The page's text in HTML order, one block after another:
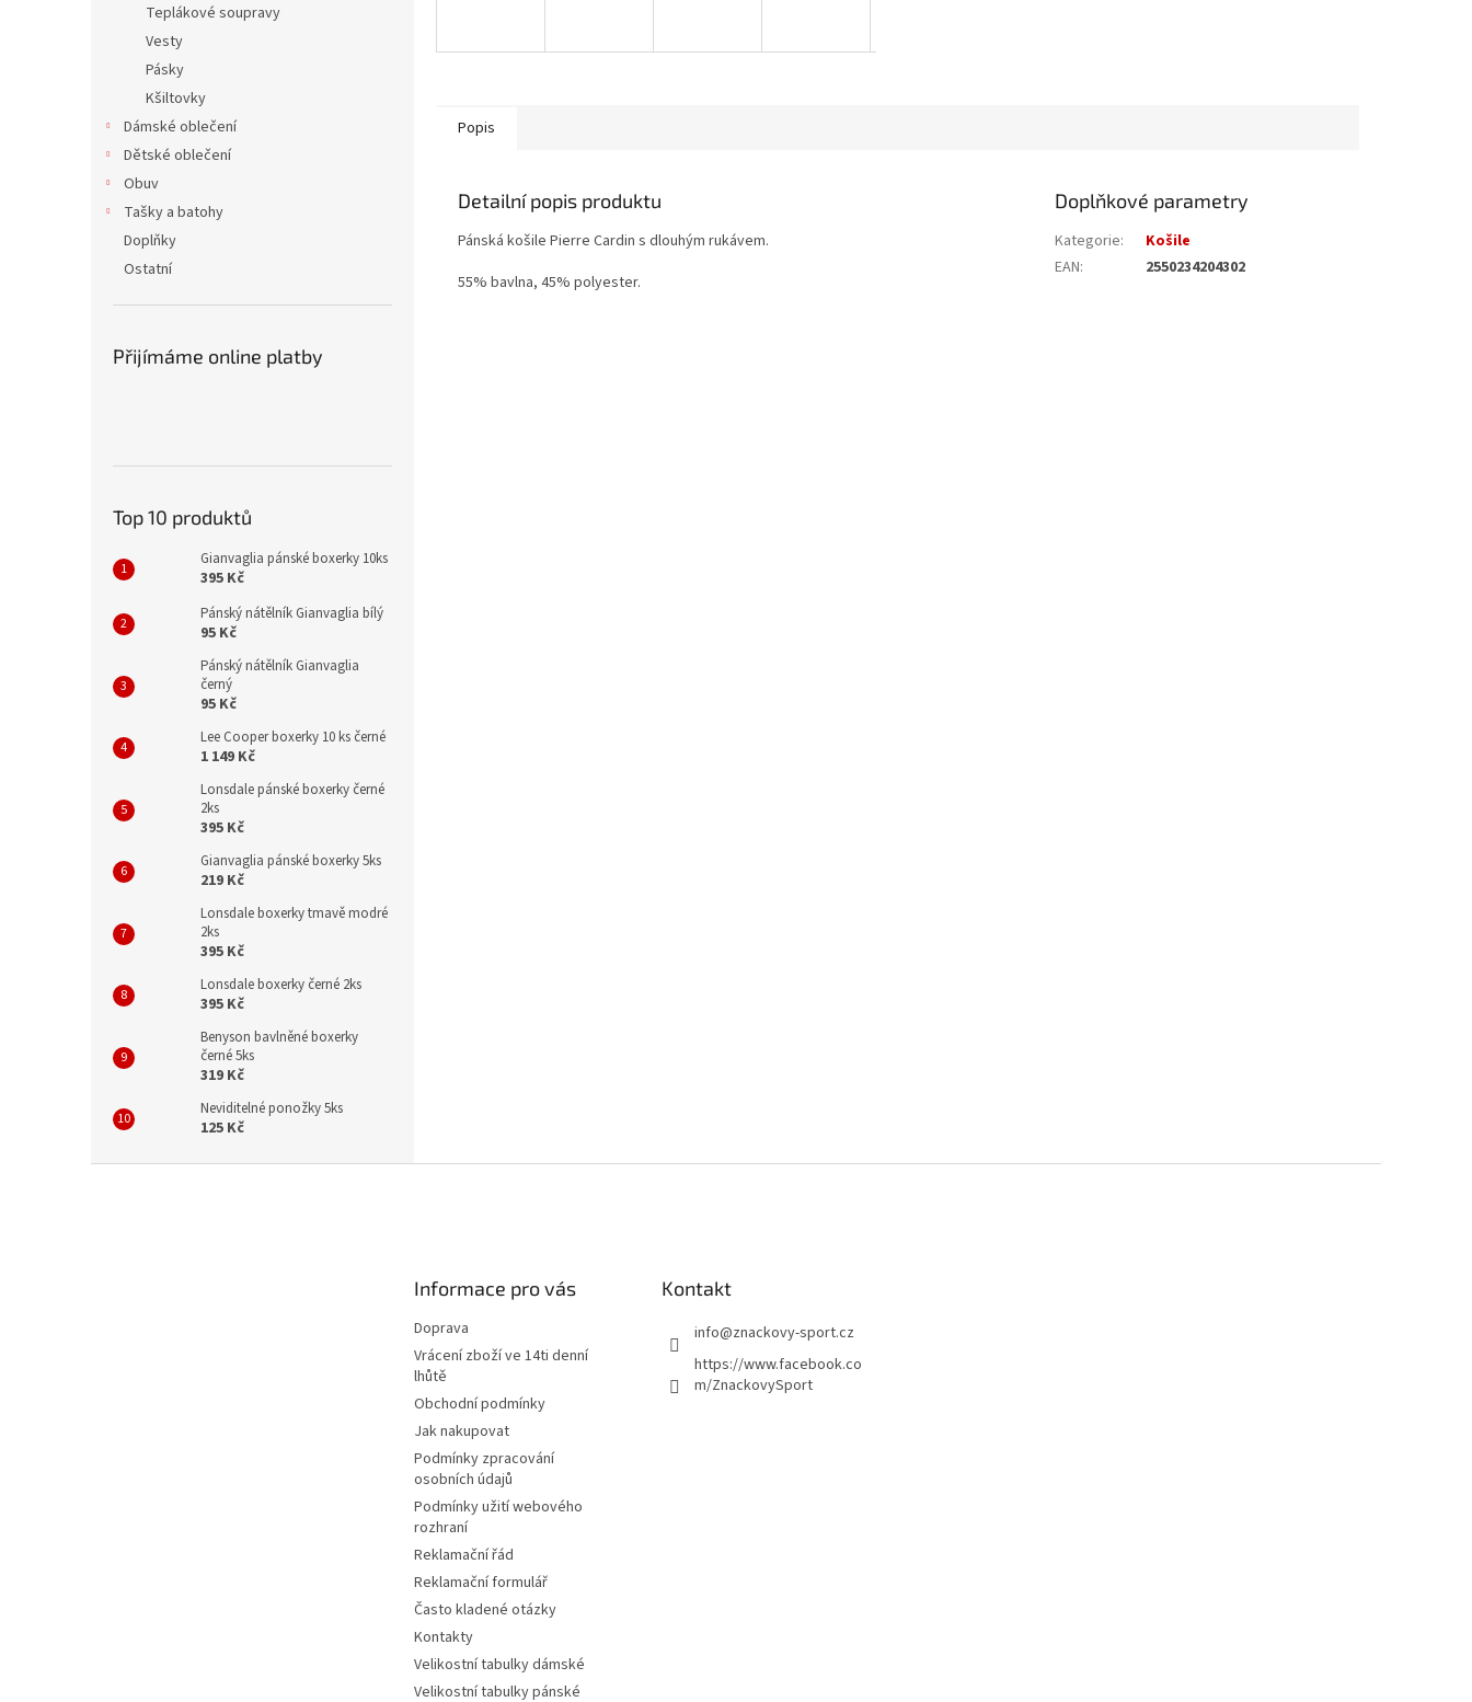
Teplákové soupravy
Vesty
Pásky
Kšiltovky
Dámské oblečení
Dětské oblečení
Obuv
Tašky a batohy
Doplňky
Ostatní
Přijímáme online platby
Top 10 produktů
Gianvaglia pánské boxerky 10ks
395 Kč
Pánský nátělník Gianvaglia bílý
95 Kč
Pánský nátělník Gianvaglia
černý
95 Kč
Lee Cooper boxerky 10 ks černé
1 149 Kč
Lonsdale pánské boxerky černé
2ks
395 Kč
Gianvaglia pánské boxerky 5ks
219 Kč
Lonsdale boxerky tmavě modré
2ks
395 Kč
Lonsdale boxerky černé 2ks
395 Kč
Benyson bavlněné boxerky
černé 5ks
319 Kč
Neviditelné ponožky 5ks
125 Kč
Popis
Detailní popis produktu
Pánská košile Pierre Cardin s dlouhým rukávem.
55% bavlna, 45% polyester.
Doplňkové parametry
Kategorie:
Košile
EAN: 2550234204302
Informace pro vás
Doprava
Vrácení zboží ve 14ti denní
lhůtě
Obchodní podmínky
Jak nakupovat
Podmínky zpracování
osobních údajů
Podmínky užití webového
rozhraní
Reklamační řád
Reklamační formulář
Často kladené otázky
Kontakty
Velikostní tabulky dámské
Velikostní tabulky pánské
Kontakt
info@znackovy-sport.cz
https://www.facebook.co
m/ZnackovySport